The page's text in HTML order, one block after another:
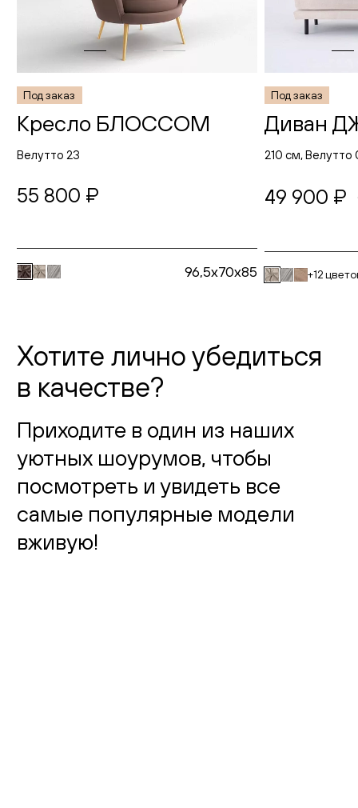
Кресло БЛОССОМ
Под заказ
Велутто 23
55 800 ₽
96,5x70x85
Диван
Под заказ
210 см, Велутто
49 900 ₽
+12
Хотите лично убедиться
в качестве?
Приходите в один из наших
уютных шоурумов, чтобы
посмотреть и увидеть все
самые популярные модели
вживую!